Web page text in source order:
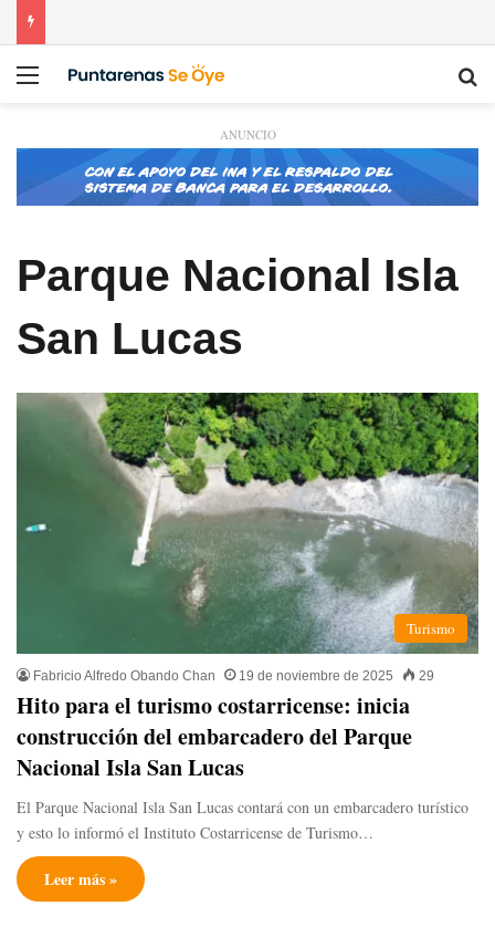
Menú
ANUNCIO
Parque Nacional Isla
San Lucas
Turismo
Fabricio Alfredo Obando Chan 19 de noviembre de 2025 29
​Hito para el turismo costarricense: inicia
construcción del embarcadero del Parque
Nacional Isla San Lucas
El Parque Nacional Isla San Lucas contará con un embarcadero turístico
y esto lo informó el Instituto Costarricense de Turismo…
Leer más »